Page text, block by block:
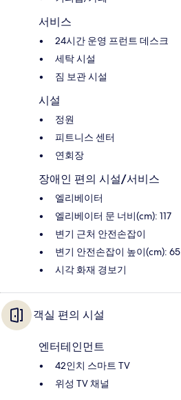
서비스
24시간 운영 프런트 데스크
세탁 시설
짐 보관 시설
시설
정원
피트니스 센터
연회장
장애인 편의 시설/서비스
엘리베이터
엘리베이터 문 너비(cm): 117
변기 근처 안전손잡이
변기 안전손잡이 높이(cm): 65
시각 화재 경보기
객실 편의 시설
엔터테인먼트
42인치 스마트 TV
위성 TV 채널